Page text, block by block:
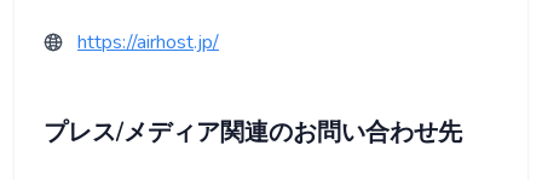
https://airhost.jp/
プレス/メディア関連のお問い合わせ先